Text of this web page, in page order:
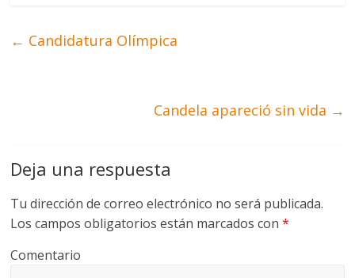
← Candidatura Olímpica
Candela apareció sin vida →
Deja una respuesta
Tu dirección de correo electrónico no será publicada.
Los campos obligatorios están marcados con*
Comentario